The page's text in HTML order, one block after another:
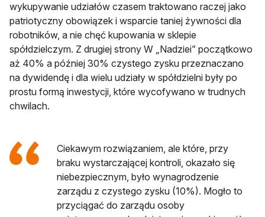
wykupywanie udziałów czasem traktowano raczej jako
patriotyczny obowiązek i wsparcie taniej żywności dla
robotników, a nie chęć kupowania w sklepie
spółdzielczym. Z drugiej strony W „Nadziei” początkowo
aż 40% a później 30% czystego zysku przeznaczano
na dywidendę i dla wielu udziały w spółdzielni były po
prostu formą inwestycji, które wycofywano w trudnych
chwilach.
Ciekawym rozwiązaniem, ale które, przy
braku wystarczającej kontroli, okazało się
niebezpiecznym, było wynagrodzenie
zarządu z czystego zysku (10%). Mogło to
przyciągać do zarządu osoby